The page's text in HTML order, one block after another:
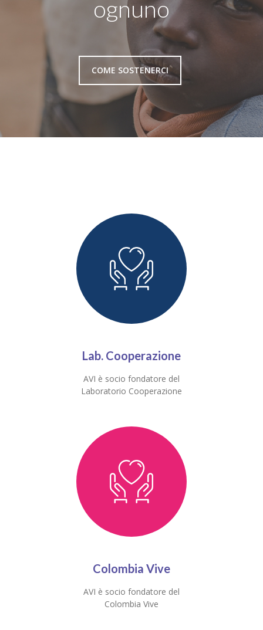
ognuno
COME SOSTENERCI
Lab. Cooperazione
AVI è socio fondatore del
Laboratorio Cooperazione
Colombia Vive
AVI è socio fondatore del
Colombia Vive